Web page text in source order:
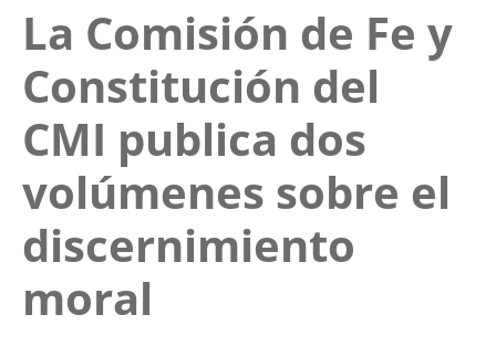
La Comisión de Fe y
Constitución del
CMI publica dos
volúmenes sobre el
discernimiento
moral